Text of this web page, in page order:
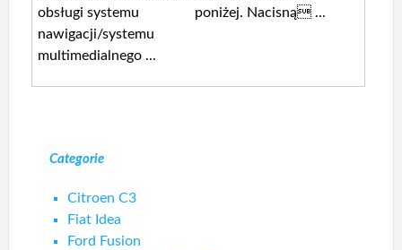
obsługi systemu
nawigacji/systemu
multimedialnego ...
poniżej. Nacisną ...
Categorie
Citroen C3
Fiat Idea
Ford Fusion